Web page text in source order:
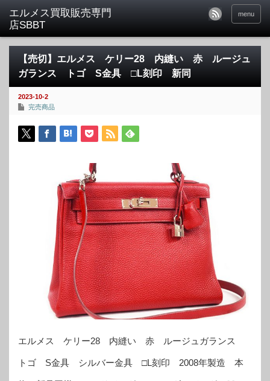
menu
【売切】エルメス ケリー28 内縫い 赤 ルージュ
ガランス トゴ S金具 □L刻印 新同
2023-10-2
完売商品
エルメス ケリー28 内縫い 赤 ルージュガランス
トゴ S金具 シルバー金具 □L刻印 2008年製造 本